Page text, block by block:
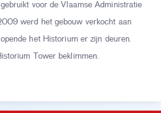
voor de Vlaamse Administratie
werd het gebouw verkocht aan
het Historium er zijn deuren.
Tower beklimmen.